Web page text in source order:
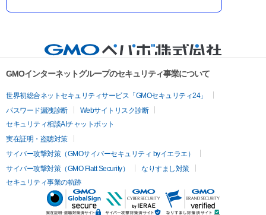
GMOインターネットグループのセキュリティ事業について
世界初総合ネットセキュリティサービス「GMOセキュリティ24」
パスワード漏洩診断
Webサイトリスク診断
セキュリティ相談AIチャットボット
実在証明・盗聴対策
サイバー攻撃対策（GMOサイバーセキュリティ byイエラエ）
サイバー攻撃対策（GMO Flatt Security）
なりすまし対策
セキュリティ事業の軌跡